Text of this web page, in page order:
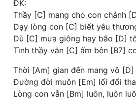
ĐK:
Thầy [C] mang cho con chánh
Dạy lòng con [C] biết yêu
Dù [C] mưa giông hay bão [D]
Tình thầy vẫn [C] ấm bên [B7]
Thời [Am] gian đến mang vô
Đường đời muôn [Em] lối đổi
Lòng con vẫn [Bm] luôn, luôn